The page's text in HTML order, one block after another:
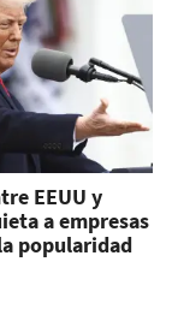
EEUU y
a empresas
popularidad